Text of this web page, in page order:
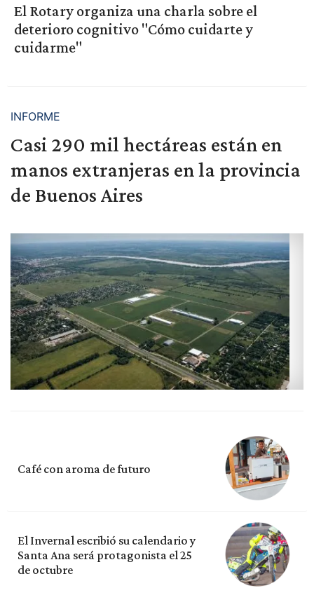
El Rotary organiza una charla sobre el
deterioro cognitivo "Cómo cuidarte y
cuidarme"
INFORME
Casi 290 mil hectáreas están en
manos extranjeras en la provincia
de Buenos Aires
Café con aroma de futuro
El Invernal escribió su calendario y
Santa Ana será protagonista el 25
de octubre